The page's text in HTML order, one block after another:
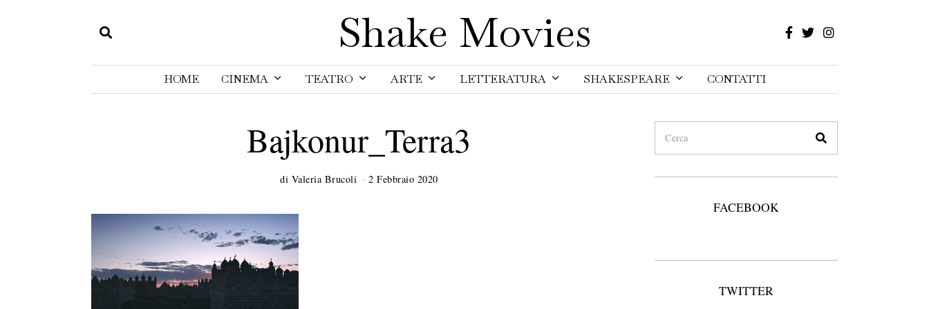
Shake Movies
HOME CINEMA TEATRO ARTE LETTERATURA SHAKESPEARE CONTATTI
Bajkonur_Terra3
di Valeria Brucoli 2 Febbraio 2020
FACEBOOK
TWITTER